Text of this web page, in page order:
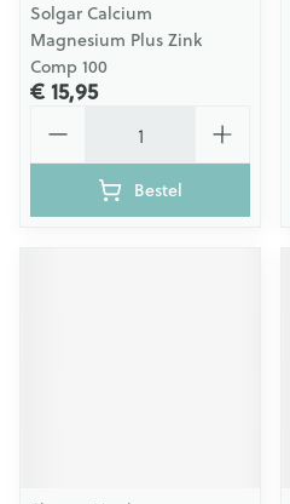
Solgar Calcium
Magnesium Plus Zink
Comp 100
€ 15,95
Bestel